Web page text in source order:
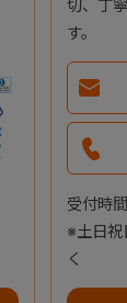
切、丁
す。
受付時
※土日祝
く